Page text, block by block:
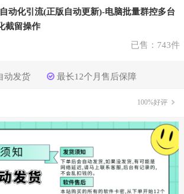
动化引流(正版自动更新)-电脑批量群控多台
截留操作
已售：743件
动发货 最长12个月售后保障
100%好评